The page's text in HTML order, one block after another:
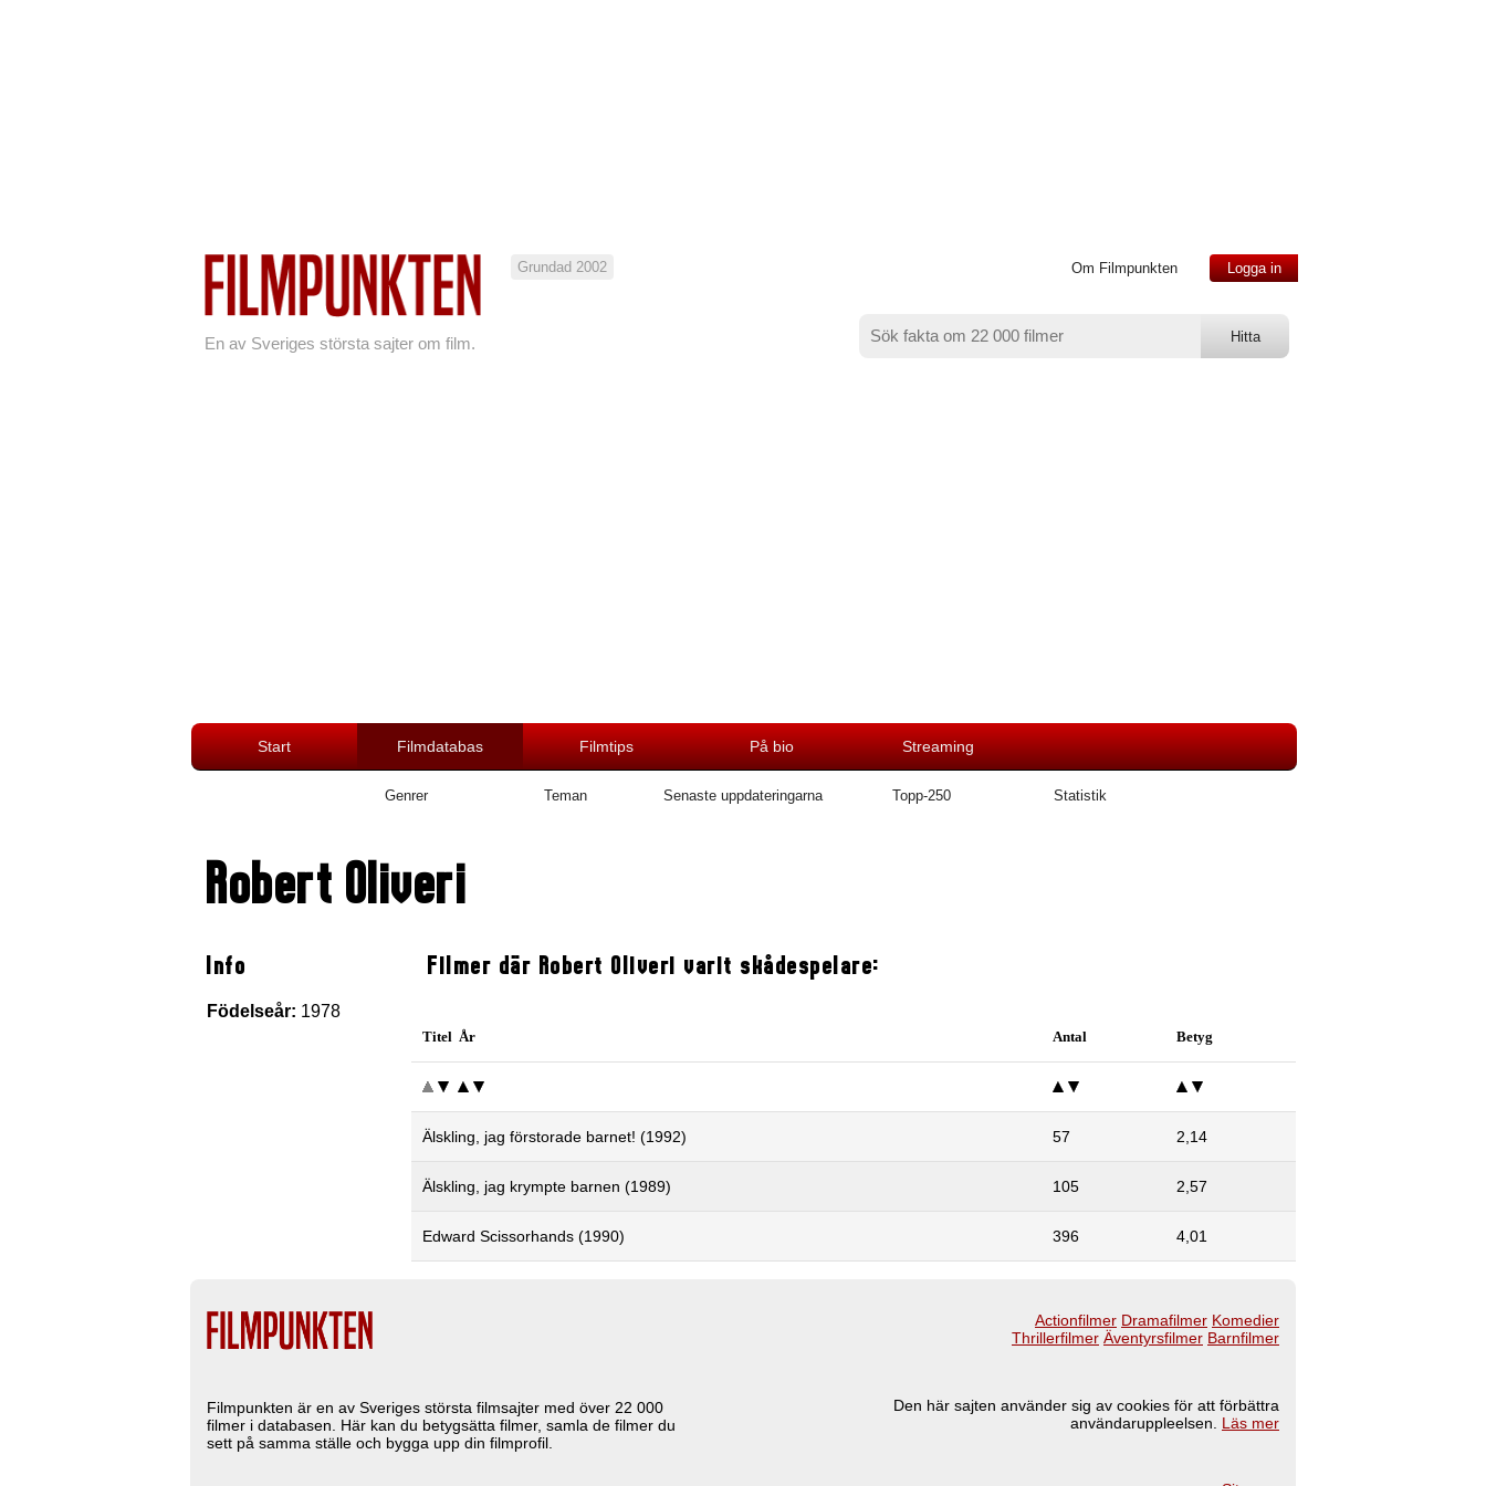
En av Sveriges största sajter om film.
Grundad 2002 Om Filmpunkten Logga in
Start Filmdatabas Filmtips På bio Streaming
Genrer Teman Senaste uppdateringarna Topp-250 Statistik
Robert Oliveri
Info
Födelseår: 1978
Filmer där Robert Oliveri varit skådespelare:
Titel År Antal Betyg
Älskling, jag förstorade barnet! (1992) 57 2,14
Älskling, jag krympte barnen (1989) 105 2,57
Edward Scissorhands (1990) 396 4,01
Filmpunkten är en av Sveriges största filmsajter med över 22 000
filmer i databasen. Här kan du betygsätta filmer, samla de filmer du
sett på samma ställe och bygga upp din filmprofil.
Actionfilmer Dramafilmer Komedier
Thrillerfilmer Äventyrsfilmer Barnfilmer
Den här sajten använder sig av cookies för att förbättra
användaruppleelsen. Läs mer